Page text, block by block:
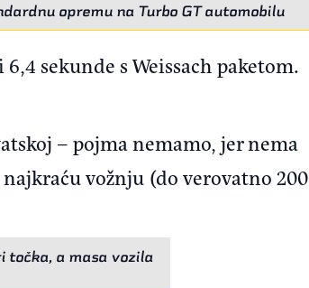
opremu na Turbo GT automobilu
sekunde s Weissach paketom.
– pojma nemamo, jer nema
vožnju (do verovatno 200
točka, a masa vozila